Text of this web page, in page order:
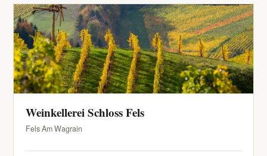
Weinkellerei Schloss Fels
Fels Am Wagrain